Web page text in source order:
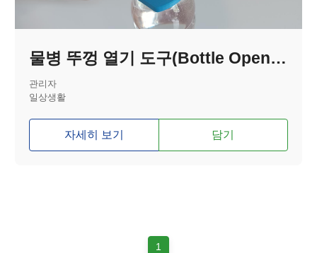
물병 뚜껑 열기 도구(Bottle Opener)
관리자
일상생활
자세히 보기 담기
1